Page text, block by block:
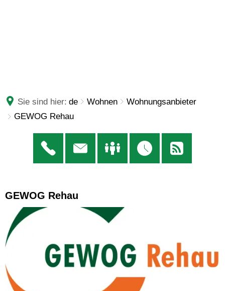
Sie sind hier: de Wohnen
Wohnungsanbieter
GEWOG Rehau
GEWOG
Rehau
GEWOG Rehau